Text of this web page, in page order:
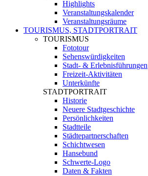
Highlights
Veranstaltungskalender
Veranstaltungsräume
TOURISMUS, STADTPORTRAIT
TOURISMUS
Fototour
Sehenswürdigkeiten
Stadt- & Erlebnisführungen
Freizeit-Aktivitäten
Unterkünfte
STADTPORTRAIT
Historie
Neuere Stadtgeschichte
Persönlichkeiten
Stadtteile
Städtepartnerschaften
Schichtwesen
Hansebund
Schwerte-Logo
Daten & Fakten